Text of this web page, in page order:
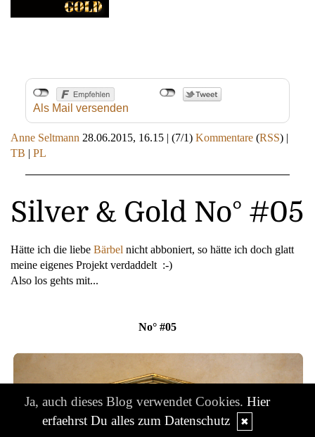
Als Mail versenden
Anne Seltmann 28.06.2015, 16.15 | (7/1) Kommentare (RSS) |
TB | PL
Silver & Gold No° #05
Hätte ich die liebe Bärbel nicht abboniert, so hätte ich doch glatt
meine eigenes Projekt verdaddelt :-)
Also los gehts mit...
No° #05
Ja, auch dieses Blog verwendet Cookies. Hier
erfaehrst Du alles zum Datenschutz
✖